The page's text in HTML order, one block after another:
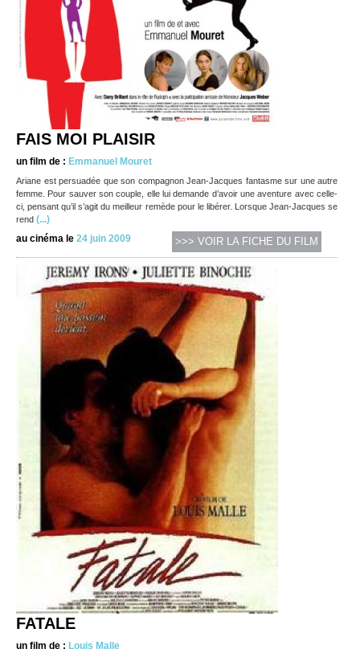
FAIS MOI PLAISIR
un film de : Emmanuel Mouret
Ariane est persuadée que son compagnon Jean-Jacques fantasme sur une autre
femme. Pour sauver son couple, elle lui demande d’avoir une aventure avec celle-
ci, pensant qu’il s’agit du meilleur remède pour le libérer. Lorsque Jean-Jacques se
rend (...)
au cinéma le 24 juin 2009 >>> VOIR LA FICHE DU FILM
FATALE
un film de : Louis Malle